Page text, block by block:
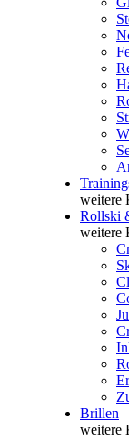
weitere
Rollski
weitere
Brillen
weitere